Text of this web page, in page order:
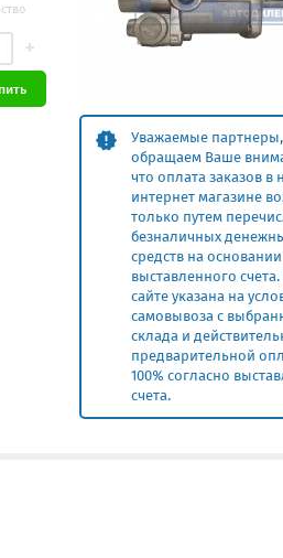
Уважаемые партнеры,
обращаем Ваше
что оплата заказов в
интернет магазине
только путем
безналичных
средств на основании
выставленного
сайте указана на
самовывоза с
склада и
предварительной
100% согласно
счета.